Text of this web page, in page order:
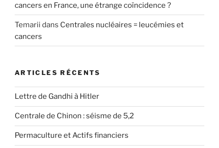
cancers en France, une étrange coïncidence ?
Temarii dans Centrales nucléaires = leucémies et
cancers
ARTICLES RÉCENTS
Lettre de Gandhi à Hitler
Centrale de Chinon : séisme de 5,2
Permaculture et Actifs financiers